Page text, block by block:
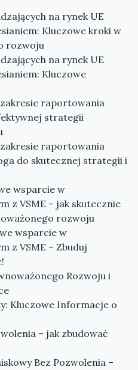
na rynek UE
Kluczowe kroki w
rozwoju
na rynek UE
Kluczowe
raportowania
strategii
raportowania
do skutecznej strategii i
wsparcie w
z VSME – jak skutecznie
rozwoju
wsparcie w
z VSME – Zbuduj
Rozwoju i
Kluczowe Informacje o
– jak zbudować
Bez Pozwolenia –